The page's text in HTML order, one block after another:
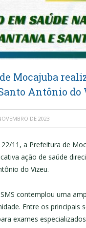
Mocajuba
Antônio do
DE 2023
11, a Prefeitura de
ação de saúde
do Vizeu.
contemplou uma
Entre os
exames